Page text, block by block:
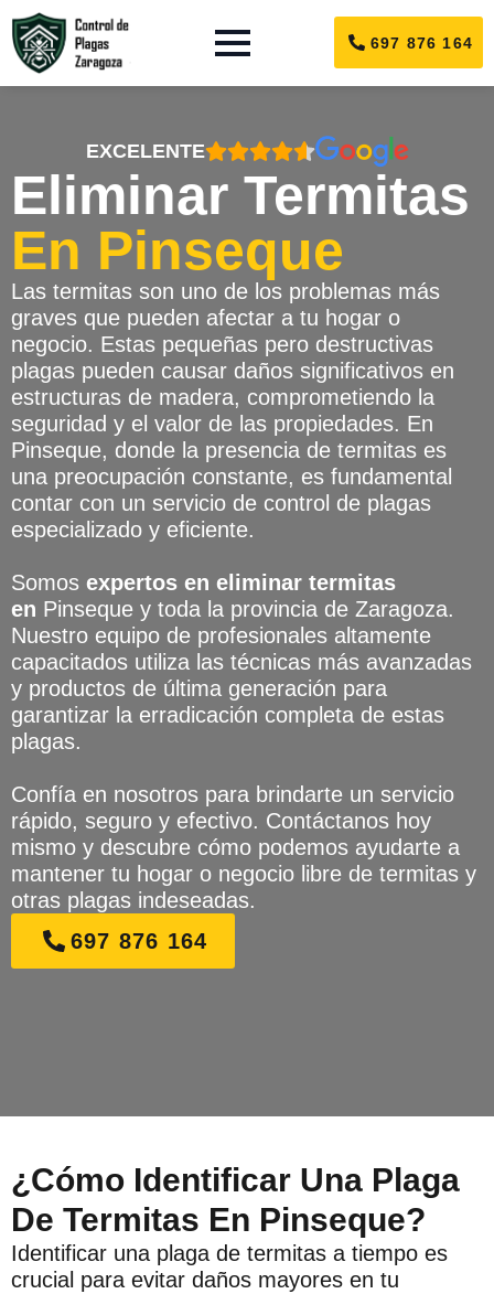
697 876 164
EXCELENTE
Eliminar Termitas
En Pinseque
Las termitas son uno de los problemas más
graves que pueden afectar a tu hogar o
negocio. Estas pequeñas pero destructivas
plagas pueden causar daños significativos en
estructuras de madera, comprometiendo la
seguridad y el valor de las propiedades. En
Pinseque, donde la presencia de termitas es
una preocupación constante, es fundamental
contar con un servicio de control de plagas
especializado y eficiente.
Somos expertos en eliminar termitas
en Pinseque y toda la provincia de Zaragoza.
Nuestro equipo de profesionales altamente
capacitados utiliza las técnicas más avanzadas
y productos de última generación para
garantizar la erradicación completa de estas
plagas.
Confía en nosotros para brindarte un servicio
rápido, seguro y efectivo. Contáctanos hoy
mismo y descubre cómo podemos ayudarte a
mantener tu hogar o negocio libre de termitas y
otras plagas indeseadas.
697 876 164
¿Cómo Identificar Una Plaga
De Termitas En Pinseque?
Identificar una plaga de termitas a tiempo es
crucial para evitar daños mayores en tu